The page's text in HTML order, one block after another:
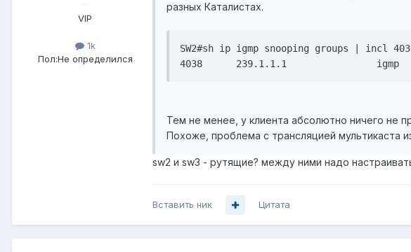
VIP
1k
Пол:Не определился
разных Каталистах.
SW2#sh ip igmp snooping groups | incl
4038      239.1.1.1                igmp
Тем не менее, у клиента абсолютно ничего не
Похоже, проблема с трансляцией мультикаста
sw2 и sw3 - рутящие? между ними надо
Вставить ник Цитата